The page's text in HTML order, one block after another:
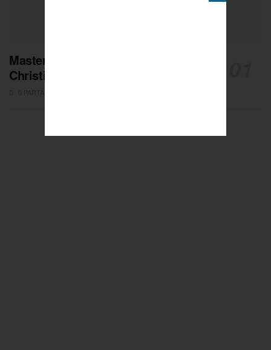
Masters de Pétanque : Les adieux de
Christian Fazzino